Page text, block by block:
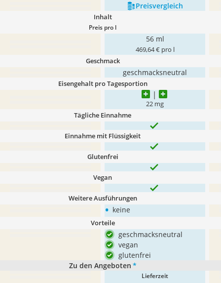
Preis­vergleich
Inhalt
Preis pro l
56 ml
469,64 € pro l
Geschmack
geschmacksneutral
Eisengehalt pro Tagesportion
22 mg
Tägliche Einnahme
Einnahme mit Flüssigkeit
Glutenfrei
Vegan
Weitere Ausführungen
• keine
Vorteile
geschmacksneutral
vegan
glutenfrei
Zu den Angeboten *
Lieferzeit